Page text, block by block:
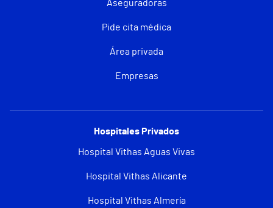
Aseguradoras
Pide cita médica
Área privada
Empresas
Hospitales Privados
Hospital Vithas Aguas Vivas
Hospital Vithas Alicante
Hospital Vithas Almería